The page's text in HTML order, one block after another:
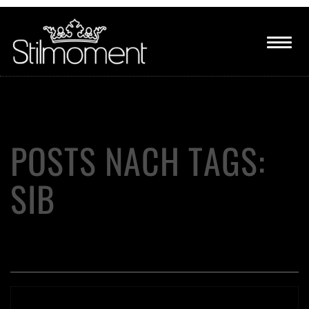
POSTS NACH TAGS:
SIB